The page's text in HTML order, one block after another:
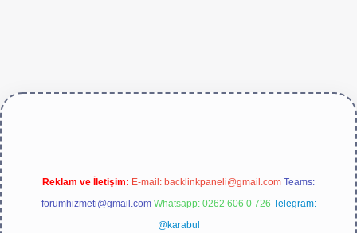
Reklam ve İletişim: E-mail: backlinkpaneli@gmail.com Teams:
forumhizmeti@gmail.com Whatsapp: 0262 606 0 726 Telegram:
@karabul